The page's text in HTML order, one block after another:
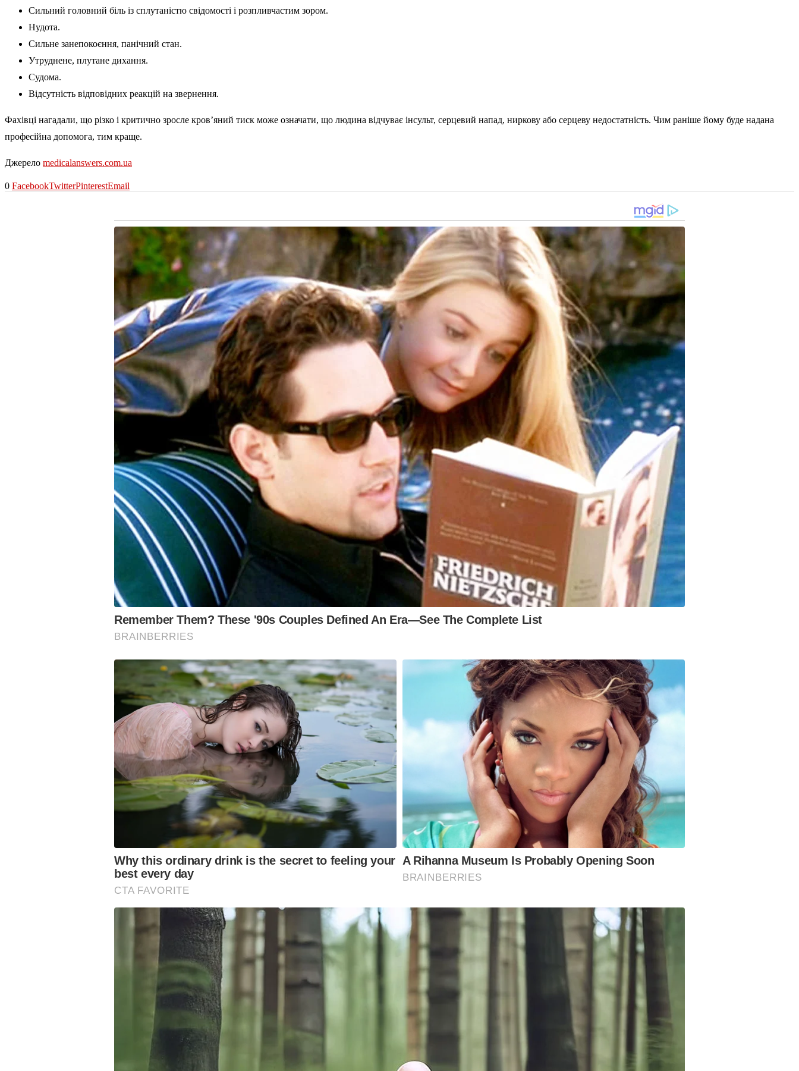
Сильний головний біль із сплутаністю свідомості і розпливчастим зором.
Нудота.
Сильне занепокоєння, панічний стан.
Утруднене, плутане дихання.
Судома.
Відсутність відповідних реакцій на звернення.
Фахівці нагадали, що різко і критично зросле кров’яний тиск може означати, що людина відчуває інсульт, серцевий напад, ниркову або серцеву недостатність. Чим раніше йому буде надана
професійна допомога, тим краще.
Джерело medicalanswers.com.ua
0 FacebookTwitterPinterestEmail